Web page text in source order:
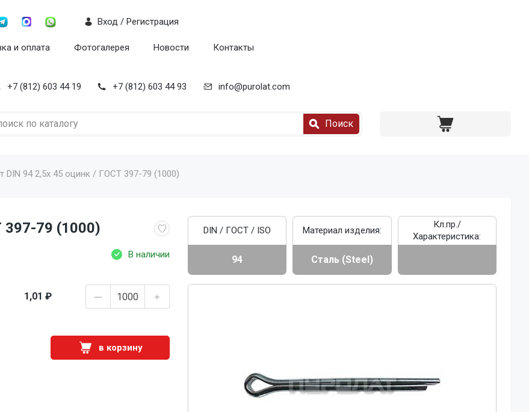
и оплата Фотогалерея Новости Контакты
Вход / Регистрация
+7 (812) 603 44 19 +7 (812) 603 44 93 info@purolat.com
Поиск
DIN 94 2,5x 45 оцинк / ГОСТ 397-79 (1000)
79 (1000)
В наличии
1,01 ₽
в корзину
DIN / ГОСТ / ISO
94
Материал изделия:
Сталь (Steel)
Кл.пр./
Характеристика: